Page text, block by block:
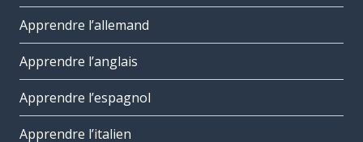
Apprendre l’allemand
Apprendre l’anglais
Apprendre l’espagnol
Apprendre l’italien